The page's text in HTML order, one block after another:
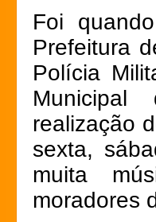
Foi
Prefeitura
Polícia
Municipal
realização
sexta,
muita
moradores